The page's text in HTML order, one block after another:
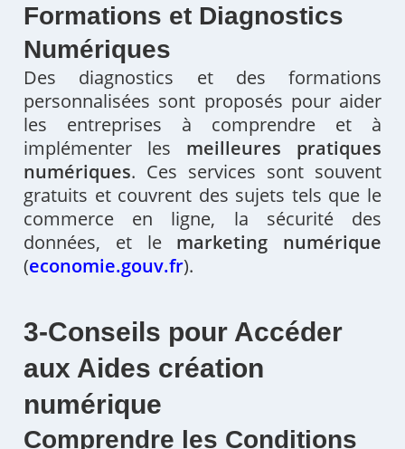
Formations et Diagnostics
Numériques
Des diagnostics et des formations
personnalisées sont proposés pour aider
les entreprises à comprendre et à
implémenter les meilleures pratiques
numériques. Ces services sont souvent
gratuits et couvrent des sujets tels que le
commerce en ligne, la sécurité des
données, et le marketing numérique​
(economie.gouv.fr)​.
3-Conseils pour Accéder
aux Aides création
numérique
Comprendre les Conditions